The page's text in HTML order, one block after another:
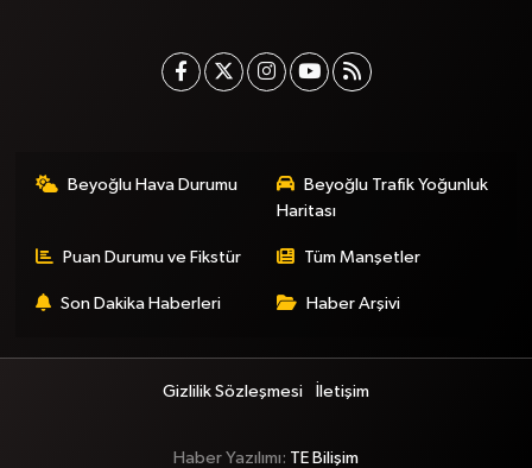
Beyoğlu Hava Durumu
Beyoğlu Trafik Yoğunluk
Haritası
Puan Durumu ve Fikstür Tüm Manşetler
Son Dakika Haberleri Haber Arşivi
Gizlilik Sözleşmesi İletişim
Haber Yazılımı: TE Bilişim